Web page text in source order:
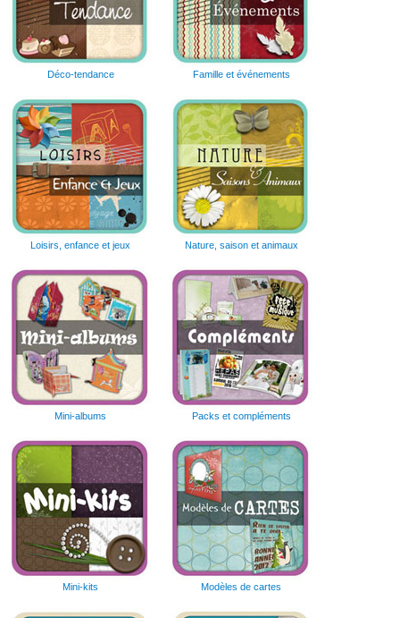
Déco-tendance Famille et événements
Loisirs, enfance et jeux Nature, saison et animaux
Mini-albums Packs et compléments
Mini-kits Modèles de cartes